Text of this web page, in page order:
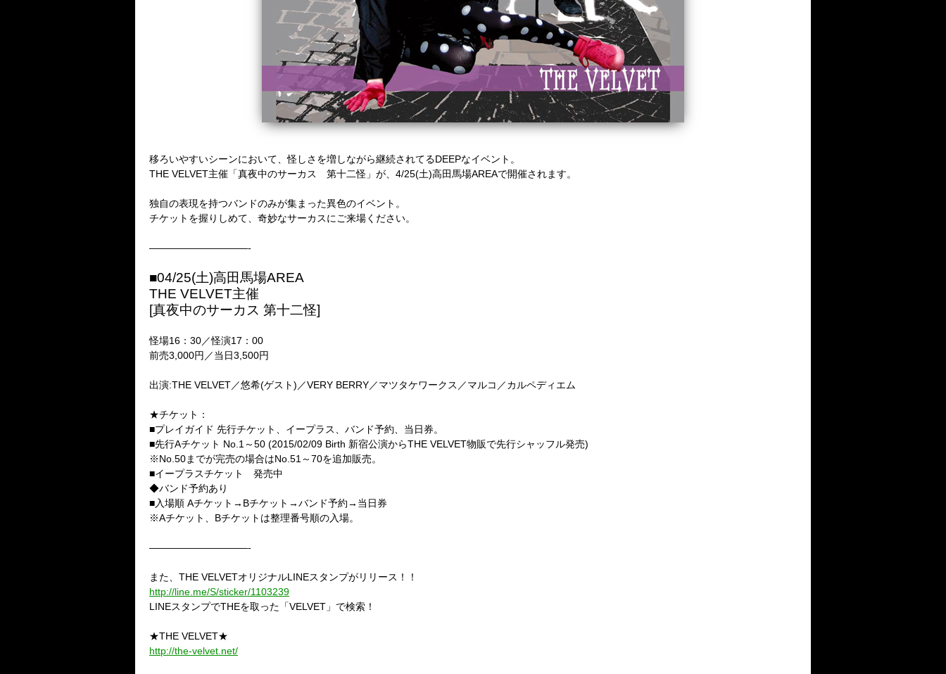
移ろいやすいシーンにおいて、怪しさを増しながら継続されてるDEEPなイベント。
THE VELVET主催「真夜中のサーカス 第十二怪」が、4/25(土)高田馬場AREAで開催されます。
独自の表現を持つバンドのみが集まった異色のイベント。
チケットを握りしめて、奇妙なサーカスにご来場ください。
——————————-
■04/25(土)高田馬場AREA
THE VELVET主催
[真夜中のサーカス 第十二怪]
怪場16：30／怪演17：00
前売3,000円／当日3,500円
出演:THE VELVET／悠希(ゲスト)／VERY BERRY／マツタケワークス／マルコ／カルペディエム
★チケット：
■プレイガイド 先行チケット、イープラス、バンド予約、当日券。
■先行Aチケット No.1～50 (2015/02/09 Birth 新宿公演からTHE VELVET物販で先行シャッフル発売)
※No.50までが完売の場合はNo.51～70を追加販売。
■イープラスチケット 発売中
◆バンド予約あり
■入場順 Aチケット→Bチケット→バンド予約→当日券
※Aチケット、Bチケットは整理番号順の入場。
——————————-
また、THE VELVETオリジナルLINEスタンプがリリース！！
http://line.me/S/sticker/1103239
LINEスタンプでTHEを取った「VELVET」で検索！
★THE VELVET★
http://the-velvet.net/